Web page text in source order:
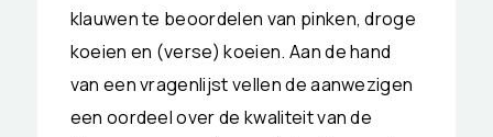
klauwen te beoordelen van pinken, droge
koeien en (verse) koeien. Aan de hand
van een vragenlijst vellen de aanwezigen
een oordeel over de kwaliteit van de